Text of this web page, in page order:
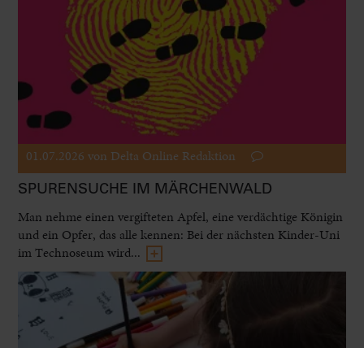
01.07.2026 von Delta Online Redaktion
SPURENSUCHE IM MÄRCHENWALD
Man nehme einen vergifteten Apfel, eine verdächtige Königin
und ein Opfer, das alle kennen: Bei der nächsten Kinder-Uni
im Technoseum wird...